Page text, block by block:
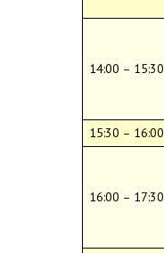
14:00 – 15:30
15:30 – 16:00
16:00 – 17:30